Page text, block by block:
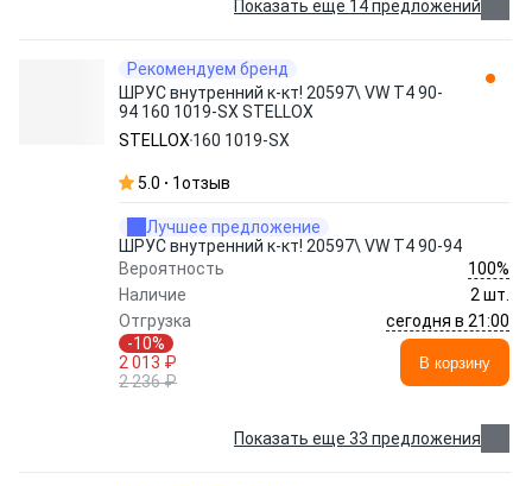
Показать еще 14 предложений
Рекомендуем бренд
ШРУС внутренний к-кт! 20597\ VW T4 90-
94 160 1019-SX STELLOX
STELLOX 160 1019-SX
5.0 1отзыв
Лучшее предложение
ШРУС внутренний к-кт! 20597\ VW T4 90-94
Вероятность
100%
Наличие
2 шт.
Отгрузка
сегодня в 21:00
-10%
2 013 ₽
2 236 ₽
В корзину
Показать еще 33 предложения